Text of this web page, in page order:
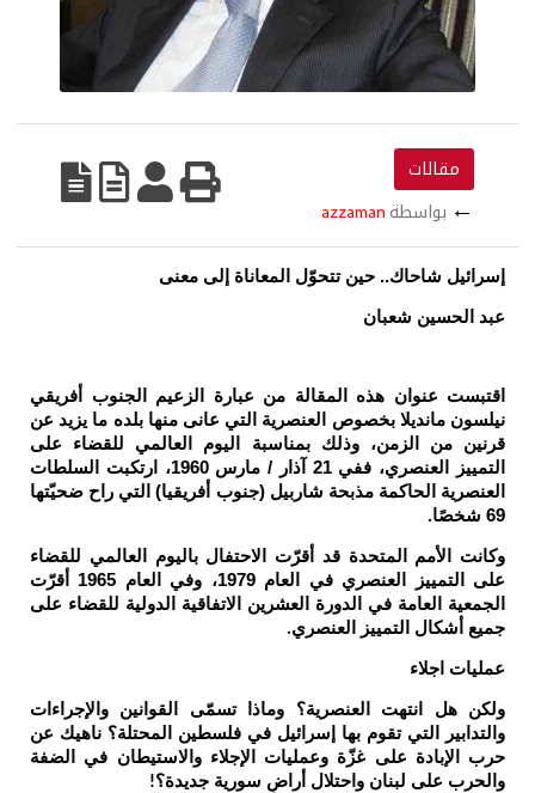
مقالات
← بواسطة azzaman
إسرائيل شاحاك.. حين تتحوّل المعاناة إلى معنى
عبد الحسين شعبان
اقتبست عنوان هذه المقالة من عبارة الزعيم الجنوب أفريقي
نيلسون مانديلا بخصوص العنصرية التي عانى منها بلده ما يزيد عن
قرنين من الزمن، وذلك بمناسبة اليوم العالمي للقضاء على
التمييز العنصري، ففي 21 آذار / مارس 1960، ارتكبت السلطات
العنصرية الحاكمة مذبحة شاربيل (جنوب أفريقيا) التي راح ضحيّتها
69 شخصًا
.
وكانت الأمم المتحدة قد أقرّت الاحتفال باليوم العالمي للقضاء
على التمييز العنصري في العام 1979، وفي العام 1965 أقرّت
الجمعية العامة في الدورة العشرين الاتفاقية الدولية للقضاء على
جميع أشكال التمييز العنصري.
عمليات اجلاء
ولكن هل انتهت العنصرية؟ وماذا تسمّى القوانين والإجراءات
والتدابير التي تقوم بها إسرائيل في فلسطين المحتلة؟ ناهيك عن
حرب الإبادة على غزّة وعمليات الإجلاء والاستيطان في الضفة
والحرب على لبنان واحتلال أراضٍ سورية جديدة؟!